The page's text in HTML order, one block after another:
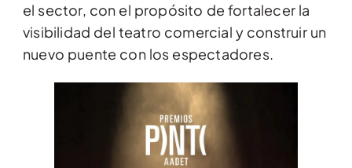
el sector, con el propósito de fortalecer la
visibilidad del teatro comercial y construir un
nuevo puente con los espectadores.